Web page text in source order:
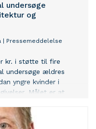
undersøge
og
Pressemeddelelse
kr. i støtte til fire
undersøge ældres
yngre kvinder i
Målet er at